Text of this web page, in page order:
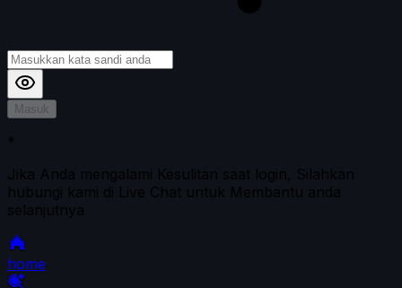
Masuk
*
Jika Anda mengalami Kesulitan saat login, Silahkan
hubungi kami di Live Chat untuk Membantu anda
selanjutnya
home